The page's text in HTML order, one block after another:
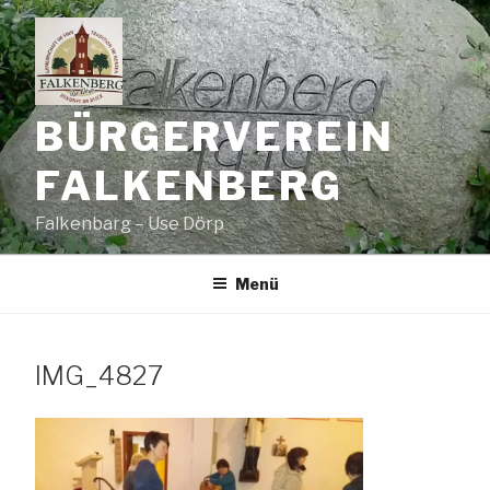
Zum
Inhalt
springen
BÜRGERVEREIN
FALKENBERG
Falkenbarg – Use Dörp
Menü
IMG_4827